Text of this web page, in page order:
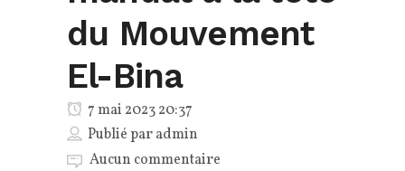
du Mouvement
El-Bina
7 mai 2023 20:37
Publié paradmin
Aucun commentaire